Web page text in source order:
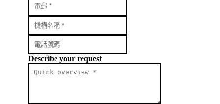
Describe your request